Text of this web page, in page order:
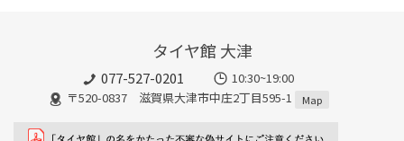
タイヤ館 大津
077-527-0201
10:30~19:00
〒520-0837 滋賀県大津市中庄2丁目595-1
Map